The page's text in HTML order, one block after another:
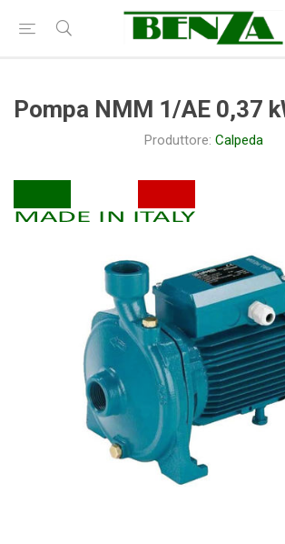
Pompa NMM 1/AE 0,37
Produttore: Calpeda